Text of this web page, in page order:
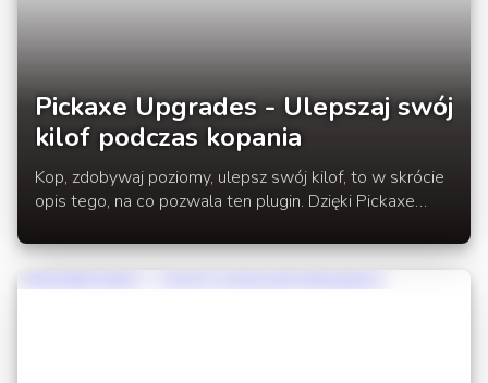
Pickaxe Upgrades - Ulepszaj swój
kilof podczas kopania
Kop, zdobywaj poziomy, ulepsz swój kilof, to w skrócie
opis tego, na co pozwala ten plugin. Dzięki Pickaxe
nowych efektów, bonusów, zaklęć na swój kilof.